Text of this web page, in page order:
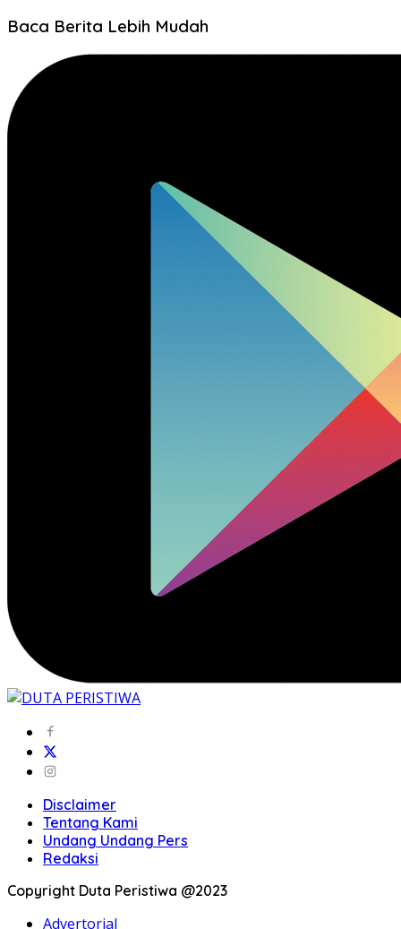
Baca Berita Lebih Mudah
Disclaimer
Tentang Kami
Undang Undang Pers
Redaksi
Copyright Duta Peristiwa @2023
Advertorial